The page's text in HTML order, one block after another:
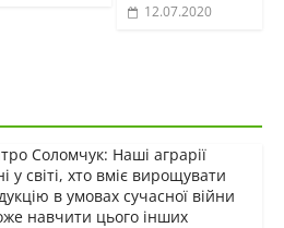
12.07.2020
Соломчук: Наші аграрії
у світі, хто вміє вирощувати
в умовах сучасної війни
навчити цього інших